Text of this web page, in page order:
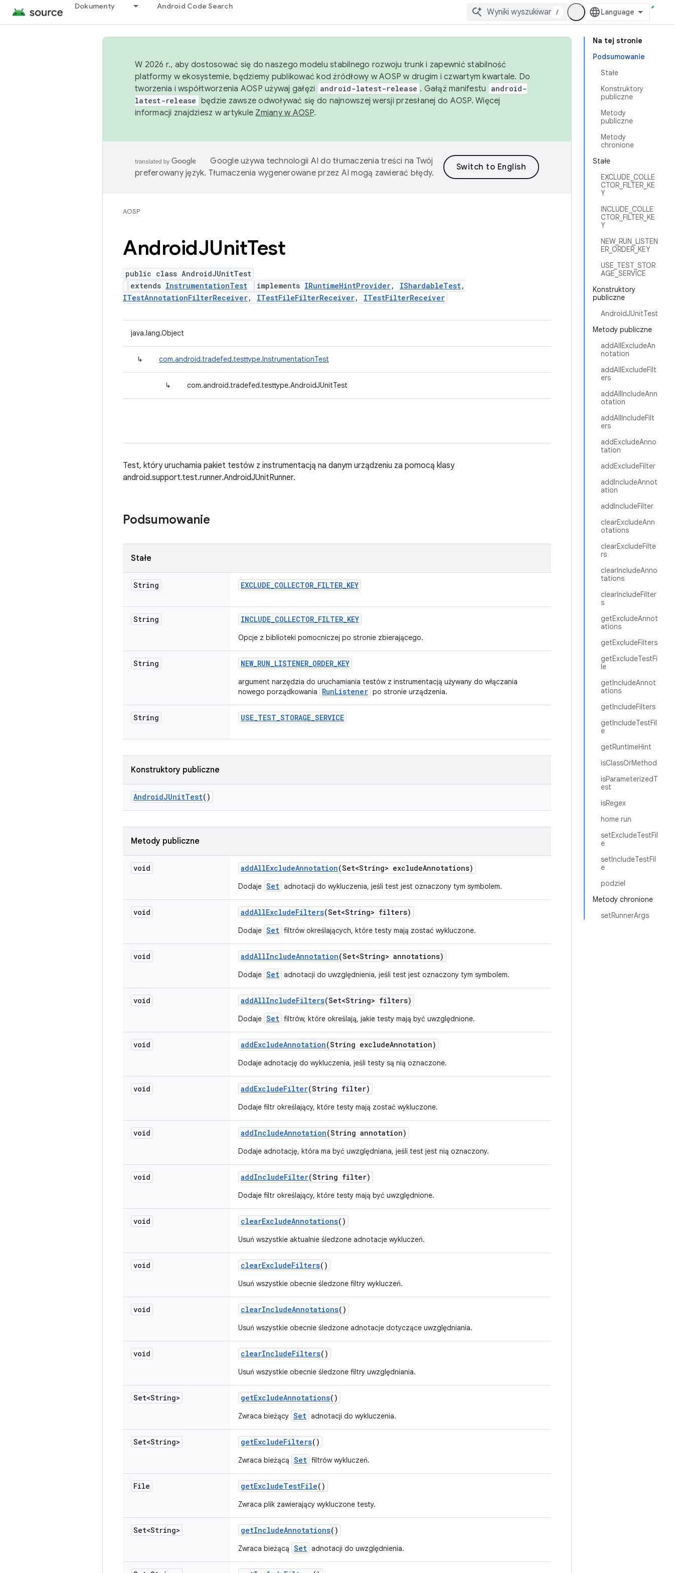
Dokumenty Android Code Search
/
Na tej stronie
Podsumowanie
Stałe
Konstruktory
publiczne
Metody
publiczne
Metody
chronione
Stałe
EXCLUDE_COLLE
CTOR_FILTER_KE
Y
INCLUDE_COLLE
CTOR_FILTER_KE
Y
NEW_RUN_LISTEN
ER_ORDER_KEY
USE_TEST_STOR
AGE_SERVICE
Konstruktory
publiczne
AndroidJUnitTest
Metody publiczne
addAllExcludeAn
notation
addAllExcludeFilt
ers
addAllIncludeAnn
otation
addAllIncludeFilt
ers
addExcludeAnno
tation
addExcludeFilter
addIncludeAnnot
ation
addIncludeFilter
clearExcludeAnn
otations
clearExcludeFilte
rs
clearIncludeAnno
tations
clearIncludeFilter
s
getExcludeAnnot
ations
getExcludeFilters
getExcludeTestFi
le
getIncludeAnnot
ations
getIncludeFilters
getIncludeTestFil
e
getRuntimeHint
isClassOrMethod
isParameterizedT
est
isRegex
home run
setExcludeTestFil
e
setIncludeTestFil
e
podziel
Metody chronione
setRunnerArgs
W 2026 r., aby dostosować się do naszego modelu stabilnego rozwoju trunk i zapewnić stabilność
platformy w ekosystemie, będziemy publikować kod źródłowy w AOSP w drugim i czwartym kwartale. Do
tworzenia i współtworzenia AOSP używaj gałęzi
android-latest-release . Gałąź manifestu
android-
latest-release będzie zawsze odwoływać się do najnowszej wersji przesłanej do AOSP. Więcej
informacji znajdziesz w artykule Zmiany w AOSP.
Google używa technologii AI do tłumaczenia treści na Twój
preferowany język. Tłumaczenia wygenerowane przez AI mogą zawierać błędy.
AOSP
AndroidJUnitTest
public class AndroidJUnitTest
extends InstrumentationTest implements IRuntimeHintProvider, IShardableTest,
ITestAnnotationFilterReceiver, ITestFileFilterReceiver, ITestFilterReceiver
java.lang.Object
↳ com.android.tradefed.testtype.InstrumentationTest
↳ com.android.tradefed.testtype.AndroidJUnitTest
Test, który uruchamia pakiet testów z instrumentacją na danym urządzeniu za pomocą klasy
android.support.test.runner.AndroidJUnitRunner.
Podsumowanie
Stałe
String EXCLUDE_COLLECTOR_FILTER_KEY
String INCLUDE_COLLECTOR_FILTER_KEY
Opcje z biblioteki pomocniczej po stronie zbierającego.
String NEW_RUN_LISTENER_ORDER_KEY
argument narzędzia do uruchamiania testów z instrumentacją używany do włączania
nowego porządkowania
RunListener po stronie urządzenia.
String USE_TEST_STORAGE_SERVICE
Konstruktory publiczne
AndroidJUnitTest()
Metody publiczne
void addAllExcludeAnnotation(Set<String> excludeAnnotations)
Dodaje Set adnotacji do wykluczenia, jeśli test jest oznaczony tym symbolem.
void addAllExcludeFilters(Set<String> filters)
Dodaje Set filtrów określających, które testy mają zostać wykluczone.
void addAllIncludeAnnotation(Set<String> annotations)
Dodaje Set adnotacji do uwzględnienia, jeśli test jest oznaczony tym symbolem.
void addAllIncludeFilters(Set<String> filters)
Dodaje Set filtrów, które określają, jakie testy mają być uwzględnione.
void addExcludeAnnotation(String excludeAnnotation)
Dodaje adnotację do wykluczenia, jeśli testy są nią oznaczone.
void addExcludeFilter(String filter)
Dodaje filtr określający, które testy mają zostać wykluczone.
void addIncludeAnnotation(String annotation)
Dodaje adnotację, która ma być uwzględniana, jeśli test jest nią oznaczony.
void addIncludeFilter(String filter)
Dodaje filtr określający, które testy mają być uwzględnione.
void clearExcludeAnnotations()
Usuń wszystkie aktualnie śledzone adnotacje wykluczeń.
void clearExcludeFilters()
Usuń wszystkie obecnie śledzone filtry wykluczeń.
void clearIncludeAnnotations()
Usuń wszystkie obecnie śledzone adnotacje dotyczące uwzględniania.
void clearIncludeFilters()
Usuń wszystkie obecnie śledzone filtry uwzględniania.
Set<String> getExcludeAnnotations()
Zwraca bieżący Set adnotacji do wykluczenia.
Set<String> getExcludeFilters()
Zwraca bieżącą Set filtrów wykluczeń.
File getExcludeTestFile()
Zwraca plik zawierający wykluczone testy.
Set<String> getIncludeAnnotations()
Zwraca bieżącą Set adnotacji do uwzględnienia.